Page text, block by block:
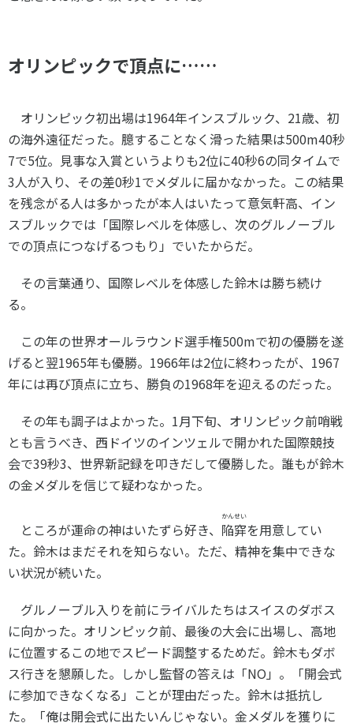
オリンピックで頂点に……
オリンピック初出場は1964年インスブルック、 21歳、初
の海外遠征だった。臆することなく滑った結果は500m40秒
7で5位。見事な入賞というよりも2位に40秒6の同タイムで
3人が入り、その差0秒1でメダルに届かなかった。この結果
を残念がる人は多かったが本人はいたって意気軒高、イン
スブルックでは「国際レベルを体感し、次のグルノーブル
での頂点につなげるつもり」でいたからだ。
その言葉通り、国際レベルを体感した鈴木は勝ち続け
る。
この年の世界オールラウンド選手権500mで初の優勝を遂
げると翌1965年も優勝。 1966年は2位に終わったが、 1967
年には再び頂点に立ち、勝負の1968年を迎えるのだった。
その年も調子はよかった。 1月下旬、オリンピック前哨戦
とも言うべき、西ドイツのインツェルで開かれた国際競技
会で39秒3、世界新記録を叩きだして優勝した。誰もが鈴木
の金メダルを信じて疑わなかった。
ところが運命の神はいたずら好き、 陥穽
かんせい
を用意してい
た。鈴木はまだそれを知らない。ただ、精神を集中できな
い状況が続いた。
グルノーブル入りを前にライバルたちはスイスのダボス
に向かった。オリンピック前、最後の大会に出場し、高地
に位置するこの地でスピード調整するためだ。鈴木もダボ
ス行きを懇願した。しかし監督の答えは「NO 」。「開会式
に参加できなくなる」ことが理由だった。鈴木は抵抗し
た。「俺は開会式に出たいんじゃない。金メダルを獲りに